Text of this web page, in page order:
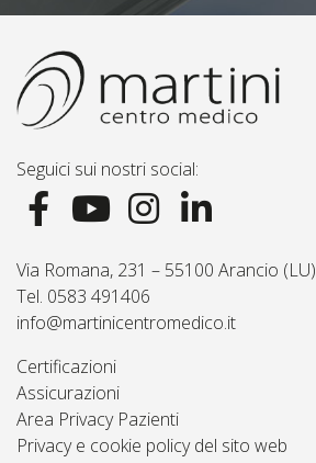
Seguici sui nostri social:
Via Romana, 231 – 55100 Arancio (LU)
Tel. 0583 491406
info@martinicentromedico.it
Certificazioni
Assicurazioni
Area Privacy Pazienti
Privacy e cookie policy del sito web